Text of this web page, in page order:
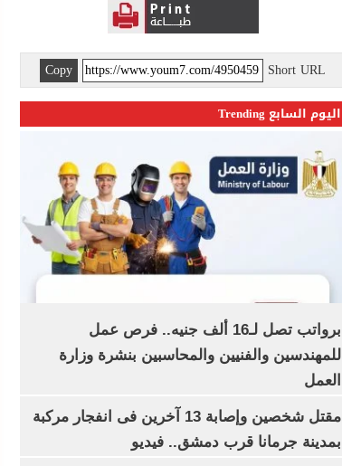
Short URL
Copy
اليوم السابع Trending
برواتب تصل لـ16 ألف جنيه.. فرص عمل
للمهندسين والفنيين والمحاسبين بنشرة وزارة
العمل
مقتل شخصين وإصابة 13 آخرين فى انفجار مركبة
بمدينة جرمانا قرب دمشق.. فيديو